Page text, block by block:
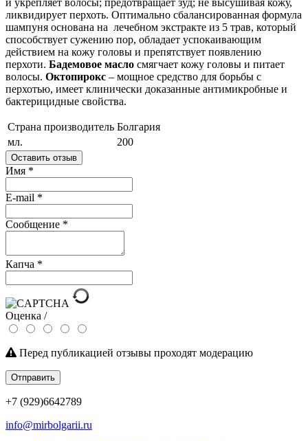
ликвидирует перхоть. Оптимально сбалансированная формула
шампуня основана на лечебном экстракте из 5 трав, который
способствует сужению пор, обладает успокаивающим
действием на кожу головы и препятствует появлению
перхоти. Бадемовое масло смягчает кожу головы и питает
волосы. Октопирокс – мощное средство для борьбы с
перхотью, имеет клинически доказанные антимикробные и
бактерицидные свойства.
Страна производитель Болгария
мл.
200
Оставить отзыв
Имя *
E-mail *
Сообщение *
Капча *
Оценка /
Перед публикацией отзывы проходят модерацию
Отправить
+7 (929)6642789
info@mirbolgarii.ru